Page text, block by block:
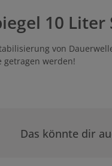
10 Liter
von
getragen werden!
Das könnte dir